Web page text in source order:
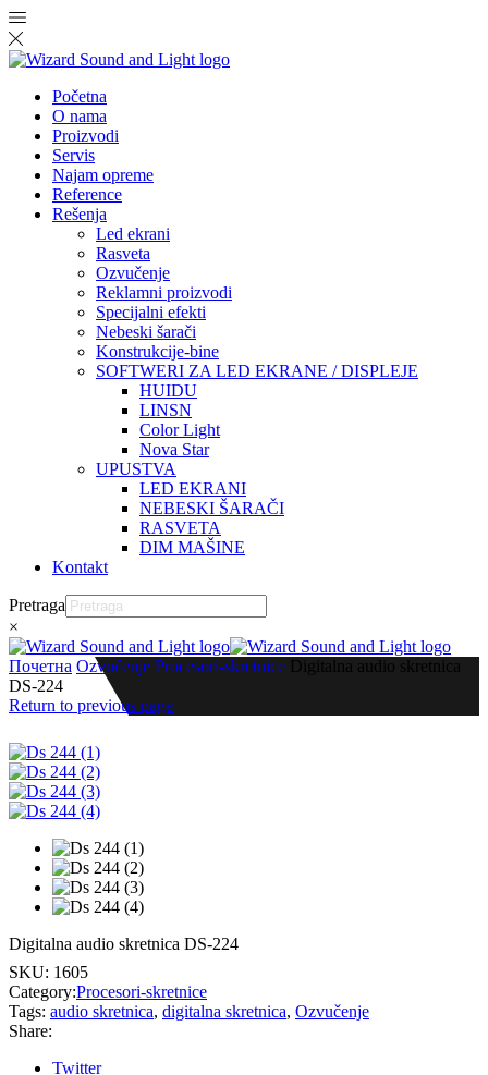
Početna
O nama
Proizvodi
Servis
Najam opreme
Reference
Rešenja
Led ekrani
Rasveta
Ozvučenje
Reklamni proizvodi
Specijalni efekti
Nebeski šarači
Konstrukcije-bine
SOFTWERI ZA LED EKRANE / DISPLEJE
HUIDU
LINSN
Color Light
Nova Star
UPUSTVA
LED EKRANI
NEBESKI ŠARAČI
RASVETA
DIM MAŠINE
Kontakt
Pretraga
×
Почетна Ozvučenje Procesori-skretnice Digitalna audio skretnica
DS-224
Return to previous page
Digitalna audio skretnica DS-224
SKU: 1605
Category:Procesori-skretnice
Tags: audio skretnica, digitalna skretnica, Ozvučenje
Share:
Twitter